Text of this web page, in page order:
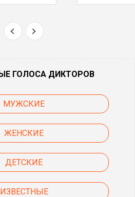
ГОЛОСА ДИКТОРОВ
МУЖСКИЕ
ЖЕНСКИЕ
ДЕТСКИЕ
ИЗВЕСТНЫЕ